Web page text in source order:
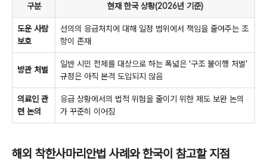
구분 현재 한국 상황(2026년 기준)
도운 사람
보호
선의의 응급처치에 대해 일정 범위에서 책임을 줄여주는 조
항이 존재
방관 처벌
일반 시민 전체를 대상으로 하는 폭넓은 ‘구조 불이행 처벌’
규정은 아직 본격 도입되지 않음
의료인 관
련 논의
응급 상황에서의 법적 위험을 줄이기 위한 제도 보완 논의
가 꾸준히 이어짐
해외 착한사마리안법 사례와 한국이 참고할 지점